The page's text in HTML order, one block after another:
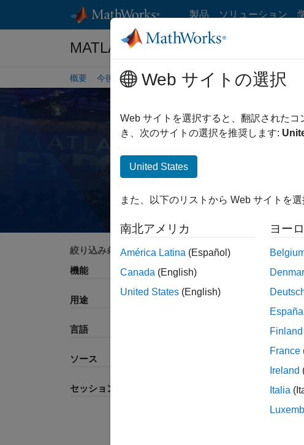
コンテンツへスキップ
製品 ソリューション
MATLAB および Simulink イベント
概要 今後のイベント イベントの講演資料 オンデマン
MATLAB EXPO や MathWorks 業界カンファ
絞り込み条件
機能
用途
言語
ソース
セッションの種類
Web サイトの選択
Web サイトを選択すると、翻訳された
き、次のサイトの選択を推奨します:
United States
また、以下のリストから Web サイトを選
南北アメリカ
América Latina (Español)
Canada (English)
United States (English)
ヨー
España
Finland
France
Ireland
Italia